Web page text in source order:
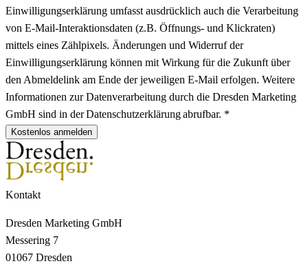
Einwilligungserklärung umfasst ausdrücklich auch die Verarbeitung
von E-Mail-Interaktionsdaten (z.B. Öffnungs- und Klickraten)
mittels eines Zählpixels. Änderungen und Widerruf der
Einwilligungserklärung können mit Wirkung für die Zukunft über
den Abmeldelink am Ende der jeweiligen E-Mail erfolgen. Weitere
Informationen zur Datenverarbeitung durch die Dresden Marketing
GmbH sind in der Datenschutzerklärung abrufbar. *
Kostenlos anmelden
Kontakt
Dresden Marketing GmbH
Messering 7
01067 Dresden